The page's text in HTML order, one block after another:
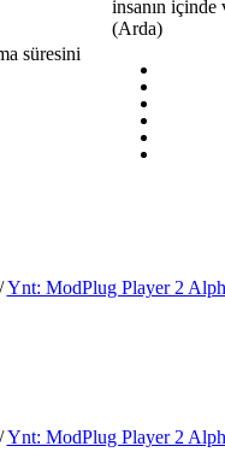
süresini
insanın içinde
(Arda)
Ynt: ModPlug Player 2
Ynt: ModPlug Player 2